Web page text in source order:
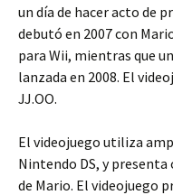
un día de hacer acto de
debutó en 2007 con
para Wii, mientras que
lanzada en 2008. El
JJ.OO.
El videojuego utiliza
Nintendo DS, y
de Mario. El videojuego